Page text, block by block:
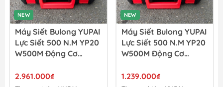
NEW
Máy Siết Bulong YUPAI
Lực Siết 500 N.M YP20
W500M Động Cơ
Bộ)
2.961.000₫
NEW
Máy Siết Bulong YUPAI
Lực Siết 500 N.M YP20
W500M Động Cơ
(thân Máy)
1.239.000₫